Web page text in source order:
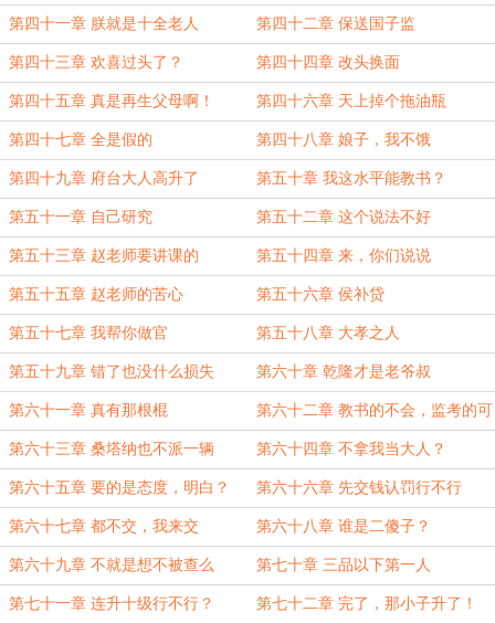
第四十一章 朕就是十全老人 第四十二章 保送国子监
第四十三章 欢喜过头了？ 第四十四章 改头换面
第四十五章 真是再生父母啊！ 第四十六章 天上掉个拖油瓶
第四十七章 全是假的 第四十八章 娘子，我不饿
第四十九章 府台大人高升了 第五十章 我这水平能教书？
第五十一章 自己研究 第五十二章 这个说法不好
第五十三章 赵老师要讲课的 第五十四章 来，你们说说
第五十五章 赵老师的苦心 第五十六章 侯补贷
第五十七章 我帮你做官 第五十八章 大孝之人
第五十九章 错了也没什么损失 第六十章 乾隆才是老爷叔
第六十一章 真有那根棍 第六十二章 教书的不会，监考的可
以
第六十三章 桑塔纳也不派一辆 第六十四章 不拿我当大人？
第六十五章 要的是态度，明白？ 第六十六章 先交钱认罚行不行
第六十七章 都不交，我来交 第六十八章 谁是二傻子？
第六十九章 不就是想不被查么 第七十章 三品以下第一人
第七十一章 连升十级行不行？ 第七十二章 完了，那小子升了！